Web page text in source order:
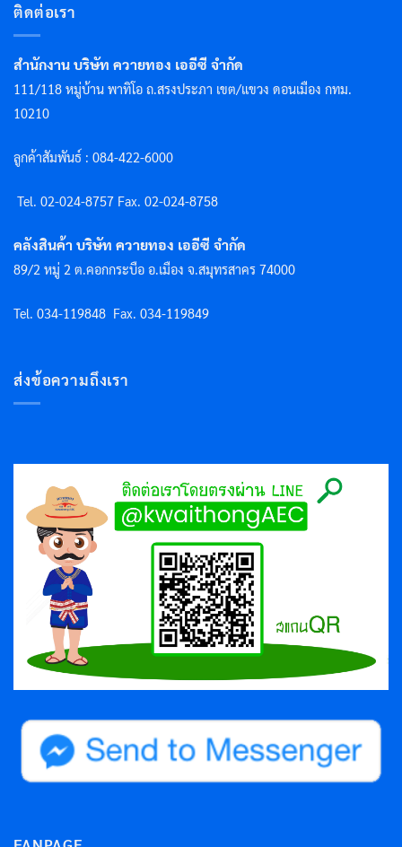
ติดต่อเรา
สำนักงาน บริษัท ควายทอง เออีซี จำกัด
111/118 หมู่บ้าน พาทิโอ ถ.สรงประภา เขต/แขวง ดอนเมือง กทม.
10210
ลูกค้าสัมพันธ์ : 084-422-6000
Tel. 02-024-8757 Fax. 02-024-8758
คลังสินค้า บริษัท ควายทอง เออีซี จำกัด
89/2 หมู่ 2 ต.คอกกระบือ อ.เมือง จ.สมุทรสาคร 74000
Tel. 034-119848 Fax. 034-119849
ส่งข้อความถึงเรา